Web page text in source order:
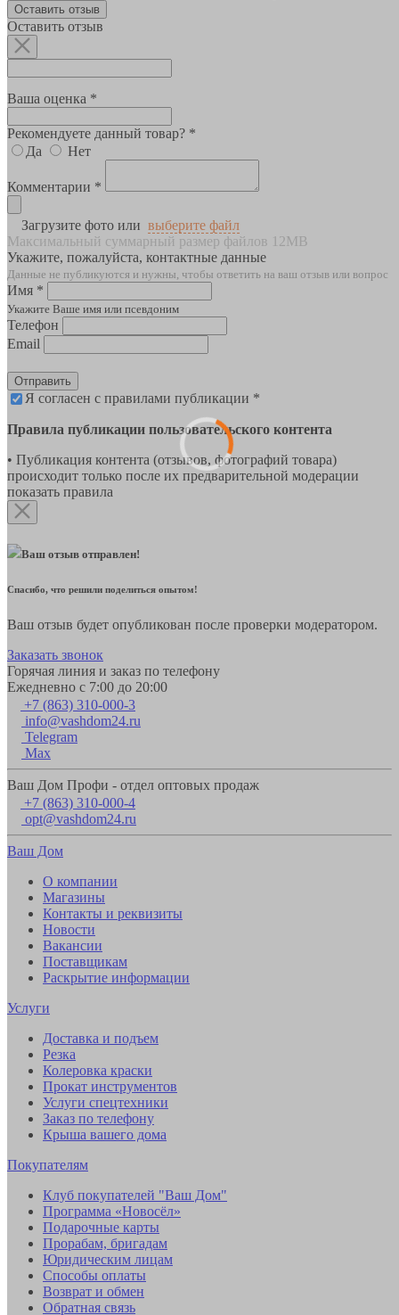
Оставить отзыв
Оставить отзыв
Ваша оценка *
Рекомендуете данный товар? *
Да
Нет
Комментарии *
Загрузите фото или выберите файл
Максимальный суммарный размер файлов 12MB
Укажите, пожалуйста, контактные данные
Данные не публикуются и нужны, чтобы ответить на ваш отзыв или вопрос
Имя *
Укажите Ваше имя или псевдоним
Телефон
Email
Отправить
Я согласен с правилами публикации *
Правила публикации пользовательского контента
• Публикация контента (отзывов, фотографий товара)
происходит только после их предварительной модерации
показать правила
Ваш отзыв отправлен!
Спасибо, что решили поделиться опытом!
Ваш отзыв будет опубликован после проверки модератором.
Заказать звонок
Горячая линия и заказ по телефону
Ежедневно с 7:00 до 20:00
+7 (863) 310-000-3
info@vashdom24.ru
Telegram
Max
Ваш Дом Профи - отдел оптовых продаж
+7 (863) 310-000-4
opt@vashdom24.ru
Ваш Дом
О компании
Магазины
Контакты и реквизиты
Новости
Вакансии
Поставщикам
Раскрытие информации
Услуги
Доставка и подъем
Резка
Колеровка краски
Прокат инструментов
Услуги спецтехники
Заказ по телефону
Крыша вашего дома
Покупателям
Клуб покупателей "Ваш Дом"
Программа «Новосёл»
Подарочные карты
Прорабам, бригадам
Юридическим лицам
Способы оплаты
Возврат и обмен
Обратная связь